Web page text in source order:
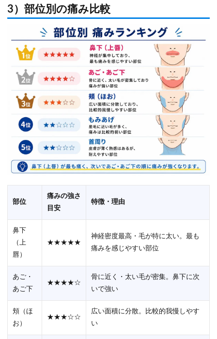
3）部位別の痛み比較
部位
痛みの強さ
目安
特徴・理由
鼻下
（上
唇）
★★★★★
神経密度最高・毛が特に太い。最も
痛みを感じやすい部位
あご・
あご下
★★★★☆
骨に近く・太い毛が密集。鼻下に次
いで強い
頬（ほ
お）
★★★☆☆
広い面積に分散。比較的我慢しやす
い